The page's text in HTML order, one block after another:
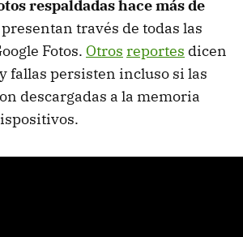
respaldadas hace más de
través de todas las
Fotos. Otros reportes dicen
fallas persisten incluso si las
descargadas a la memoria